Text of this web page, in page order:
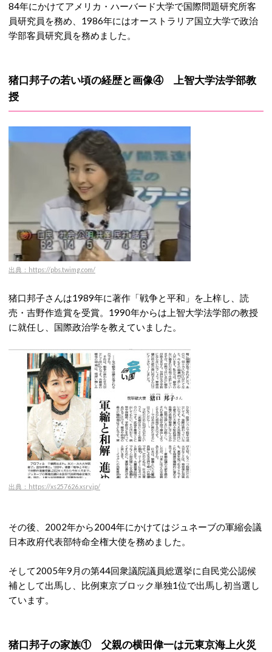
84年にかけてアメリカ・ハーバード大学で国際問題研究所客
員研究員を務め、1986年にはオーストラリア国立大学で政治
学部客員研究員を務めました。
猪口邦子の若い頃の経歴と画像④ 上智大学法学部教
授
出典：https://pbs.twimg.com/
猪口邦子さんは1989年に著作「戦争と平和」を上梓し、読
売・吉野作造賞を受賞。1990年からは上智大学法学部の教授
に就任し、国際政治学を教えていました。
出典：https://xs257626.xsrv.jp/
その後、2002年から2004年にかけてはジュネーブの軍縮会議
日本政府代表部特命全権大使を務めました。
そして2005年9月の第44回衆議院議員総選挙に自民党公認候
補として出馬し、比例東京ブロック単独1位で出馬し初当選し
ています。
猪口邦子の家族① 父親の横田偉一は元東京海上火災